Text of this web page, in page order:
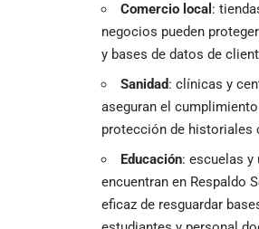
Comercio local :
negocios pueden
y bases de datos de
Sanidad: clínicas y
aseguran el
protección de historiales
Educación: escuelas y
encuentran en Respaldo
eficaz de resguardar